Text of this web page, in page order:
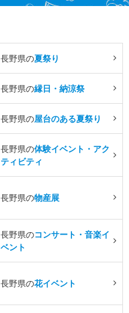
長野県の夏祭り
長野県の縁日・納涼祭
長野県の屋台のある夏祭り
長野県の体験イベント・アク
ティビティ
長野県の物産展
長野県のコンサート・音楽イ
ベント
長野県の花イベント